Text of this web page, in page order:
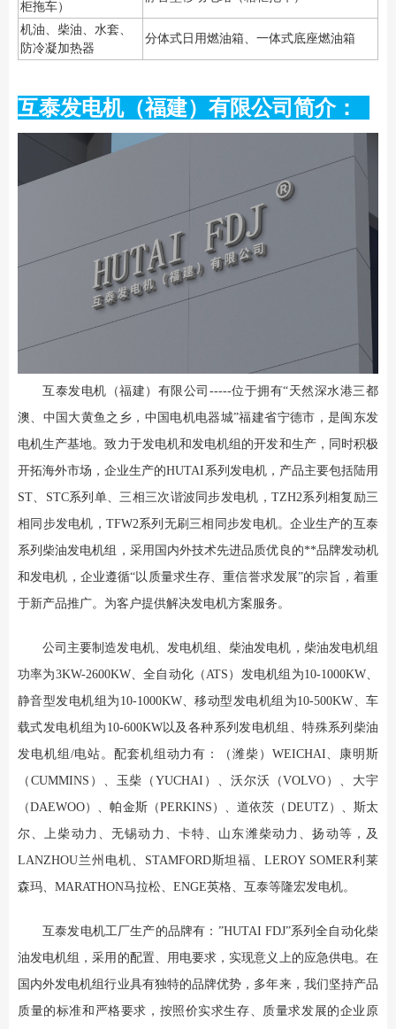
柜拖车）
机油、柴油、水套、
防冷凝加热器
分体式日用燃油箱、一体式底座燃油箱
互泰发电机（福建）有限公司简介：
互泰发电机（福建）有限公司-----位于拥有“天然深水港三都
澳、中国大黄鱼之乡，中国电机电器城”福建省宁德市，是闽东发
电机生产基地。致力于发电机和发电机组的开发和生产，同时积极
开拓海外市场，企业生产的HUTAI系列发电机，产品主要包括陆用
ST、STC系列单、三相三次谐波同步发电机，TZH2系列相复励三
相同步发电机，TFW2系列无刷三相同步发电机。企业生产的互泰
系列柴油发电机组，采用国内外技术先进品质优良的**品牌发动机
和发电机，企业遵循“以质量求生存、重信誉求发展”的宗旨，着重
于新产品推广。为客户提供解决发电机方案服务。
公司主要制造发电机、发电机组、柴油发电机，柴油发电机组
功率为3KW-2600KW、全自动化（ATS）发电机组为10-1000KW、
静音型发电机组为10-1000KW、移动型发电机组为10-500KW、车
载式发电机组为10-600KW以及各种系列发电机组、特殊系列柴油
发电机组/电站。配套机组动力有：（潍柴）WEICHAI、康明斯
（CUMMINS）、玉柴（YUCHAI）、沃尔沃（VOLVO）、大宇
（DAEWOO）、帕金斯（PERKINS）、道依茨（DEUTZ）、斯太
尔、上柴动力、无锡动力、卡特、山东潍柴动力、扬动等，及
LANZHOU兰州电机、STAMFORD斯坦福、LEROY SOMER利莱
森玛、MARATHON马拉松、ENGE英格、互泰等隆宏发电机。
互泰发电机工厂生产的品牌有：”HUTAI FDJ”系列全自动化柴
油发电机组，采用的配置、用电要求，实现意义上的应急供电。在
国内外发电机组行业具有独特的品牌优势，多年来，我们坚持产品
质量的标准和严格要求，按照价实求生存、质量求发展的企业原